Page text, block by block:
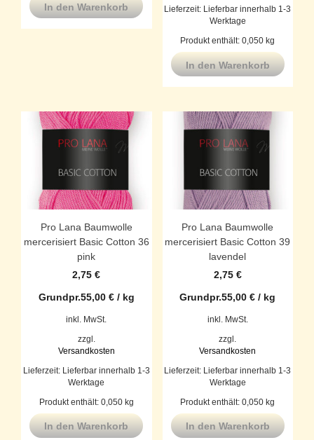
In den Warenkorb Lieferzeit:
Lieferbar innerhalb 1-3
Werktage
Produkt enthält: 0,050 kg
In den Warenkorb
Pro Lana Baumwolle
mercerisiert Basic Cotton 36
pink
2,75€
Grundpr.55,00 €/ kg
inkl. MwSt.
zzgl.
Versandkosten
Lieferzeit: Lieferbar innerhalb 1-3
Werktage
Produkt enthält: 0,050 kg
In den Warenkorb
Pro Lana Baumwolle
mercerisiert Basic Cotton 39
lavendel
2,75 €
Grundpr.55,00€ / kg
inkl. MwSt.
zzgl.
Versandkosten
Lieferzeit: Lieferbar innerhalb 1-3
Werktage
Produkt enthält: 0,050 kg
In den Warenkorb